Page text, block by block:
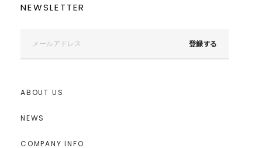
NEWSLETTER
登録する
ABOUT US
NEWS
COMPANY INFO